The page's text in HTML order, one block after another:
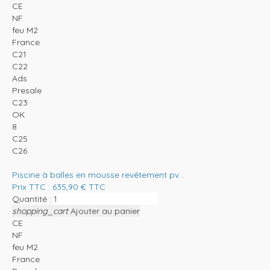
CE
NF
feu M2
France
C21
C22
Ads
Presale
C23
OK
8
C25
C26
Piscine à balles en mousse revêtement pv...
Prix TTC : 635,90 € TTC
Quantité :
shopping_cart Ajouter au panier
CE
NF
feu M2
France